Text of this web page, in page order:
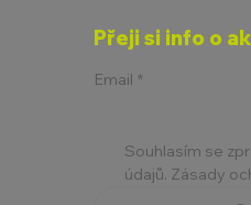
Přeji si info o
Email *
Souhlasím se
údajů. Zásady